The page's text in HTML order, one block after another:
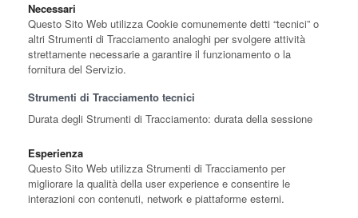
Necessari
Questo Sito Web utilizza Cookie comunemente detti “tecnici” o
altri Strumenti di Tracciamento analoghi per svolgere attività
strettamente necessarie a garantire il funzionamento o la
fornitura del Servizio.
Strumenti di Tracciamento tecnici
Durata degli Strumenti di Tracciamento: durata della sessione
Esperienza
Questo Sito Web utilizza Strumenti di Tracciamento per
migliorare la qualità della user experience e consentire le
interazioni con contenuti, network e piattaforme esterni.